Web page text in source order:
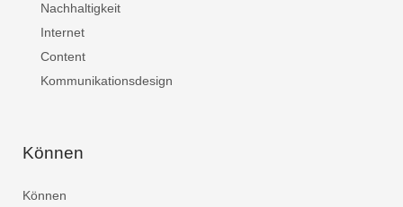
Nachhaltigkeit
Internet
Content
Kommunikationsdesign
Können
Können